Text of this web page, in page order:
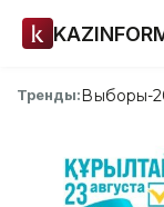
Тренды:Выборы-